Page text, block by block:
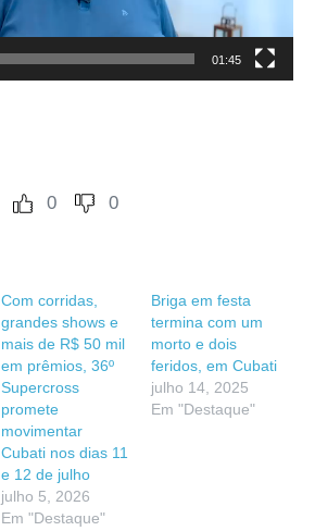
01:45
0 0
Com corridas,
grandes shows e
mais de R$ 50 mil
em prêmios, 36º
Supercross
promete
movimentar
Cubati nos dias 11
e 12 de julho
julho 5, 2026
Em "Destaque"
Briga em festa
termina com um
morto e dois
feridos, em Cubati
julho 14, 2025
Em "Destaque"